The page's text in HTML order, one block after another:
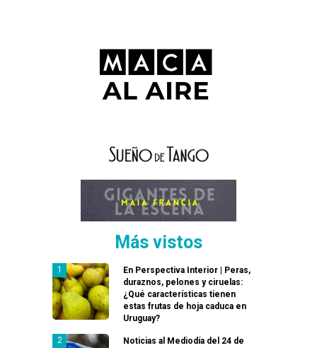
Más vistos
En Perspectiva Interior | Peras,
duraznos, pelones y ciruelas:
¿Qué características tienen
estas frutas de hoja caduca en
Uruguay?
Noticias al Mediodía del 24 de